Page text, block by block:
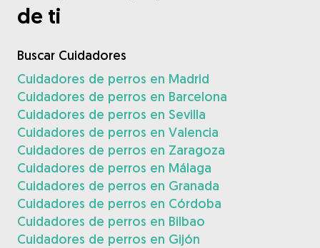
de ti
Buscar Cuidadores
Cuidadores de perros en Madrid
Cuidadores de perros en Barcelona
Cuidadores de perros en Sevilla
Cuidadores de perros en Valencia
Cuidadores de perros en Zaragoza
Cuidadores de perros en Málaga
Cuidadores de perros en Granada
Cuidadores de perros en Córdoba
Cuidadores de perros en Bilbao
Cuidadores de perros en Gijón